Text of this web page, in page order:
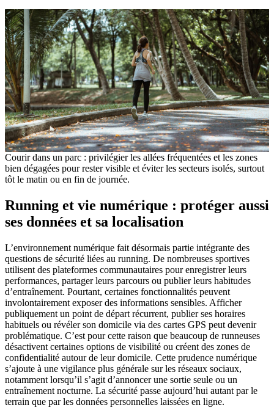
Courir dans un parc : privilégier les allées fréquentées et les zones
bien dégagées pour rester visible et éviter les secteurs isolés, surtout
tôt le matin ou en fin de journée.
Running et vie numérique : protéger aussi
ses données et sa localisation
L’environnement numérique fait désormais partie intégrante des
questions de sécurité liées au running. De nombreuses sportives
utilisent des plateformes communautaires pour enregistrer leurs
performances, partager leurs parcours ou publier leurs habitudes
d’entraînement. Pourtant, certaines fonctionnalités peuvent
involontairement exposer des informations sensibles. Afficher
publiquement un point de départ récurrent, publier ses horaires
habituels ou révéler son domicile via des cartes GPS peut devenir
problématique. C’est pour cette raison que beaucoup de runneuses
désactivent certaines options de visibilité ou créent des zones de
confidentialité autour de leur domicile. Cette prudence numérique
s’ajoute à une vigilance plus générale sur les réseaux sociaux,
notamment lorsqu’il s’agit d’annoncer une sortie seule ou un
entraînement nocturne. La sécurité passe aujourd’hui autant par le
terrain que par les données personnelles laissées en ligne.